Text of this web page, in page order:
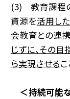
(3) 教育課程の
資源を活用し
会教育との連
じずに、その
ら実現させる
＜持続可能